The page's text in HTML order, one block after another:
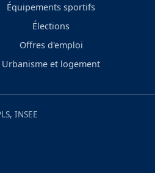
Équipements sportifs
Élections
Offres d'emploi
Urbanisme et logement
INSEE